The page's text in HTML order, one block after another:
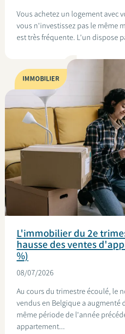
Vous achetez un logement avec
vous n'investissez pas le même
est très fréquente. L'un dispose
IMMOBILIER
L'immobilier du 2e
hausse des ventes
%)
08/07/2026
Au cours du trimestre écoulé, le
vendus en Belgique a augmenté
même période de l'année
appartement...